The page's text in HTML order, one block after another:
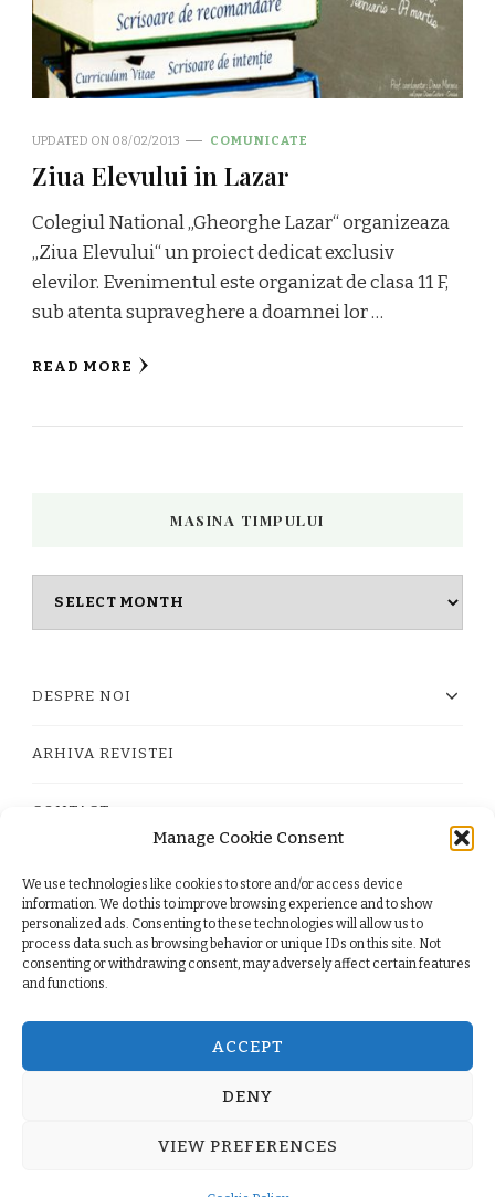
Manage Cookie Consent
We use technologies like cookies to store and/or access device
information. We do this to improve browsing experience and to show
personalized ads. Consenting to these technologies will allow us to
process data such as browsing behavior or unique IDs on this site. Not
consenting or withdrawing consent, may adversely affect certain features
and functions.
ACCEPT
DENY
VIEW PREFERENCES
UPDATED ON 08/02/2013 COMUNICATE
Ziua Elevului in Lazar
Colegiul National „Gheorghe Lazar“ organizeaza
„Ziua Elevului“ un proiect dedicat exclusiv
elevilor. Evenimentul este organizat de clasa 11 F,
sub atenta supraveghere a doamnei lor …
READ MORE
MASINA TIMPULUI
DESPRE NOI
ARHIVA REVISTEI
CONTACT
PRIVACY POLICY
TERMS
| Developed ByBlossom Themes. Powered by